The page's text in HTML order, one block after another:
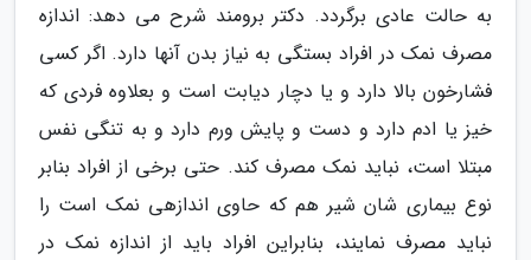
به حالت عادی برگردد. دکتر برومند شرح می دهد: اندازه
مصرف نمک در افراد بستگی به نیاز بدن آنها دارد. اگر کسی
فشارخون بالا دارد و یا دچار دیابت است و بعلاوه فردی که
خیز یا ادم دارد و دست و پایش ورم دارد و به تنگی نفس
مبتلا است، نباید نمک مصرف کند. حتی برخی از افراد بنابر
نوع بیماری شان شیر هم که حاوی اندازهی نمک است را
نباید مصرف نمایند، بنابراین افراد باید از اندازه نمک در